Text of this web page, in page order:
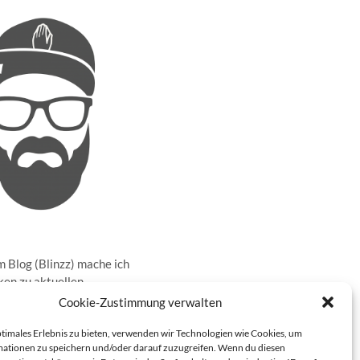
Cookie-Zustimmung verwalten
Erlebnis zu bieten, verwenden wir Technologien wie Cookies, um
zu speichern und/oder darauf zuzugreifen. Wenn du diesen
Blog (Blinzz) mache ich
zu aktuellen
in der realen Welt
ab. Darüber hinaus
auch noch über die